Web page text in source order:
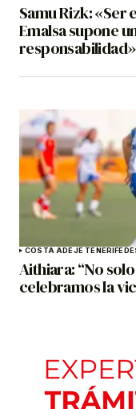
Samu Rizk: «Ser
Emalsa supone
responsabilidad»
COSTA ADEJE TENERIFE
Aithiara: “No
celebramos la